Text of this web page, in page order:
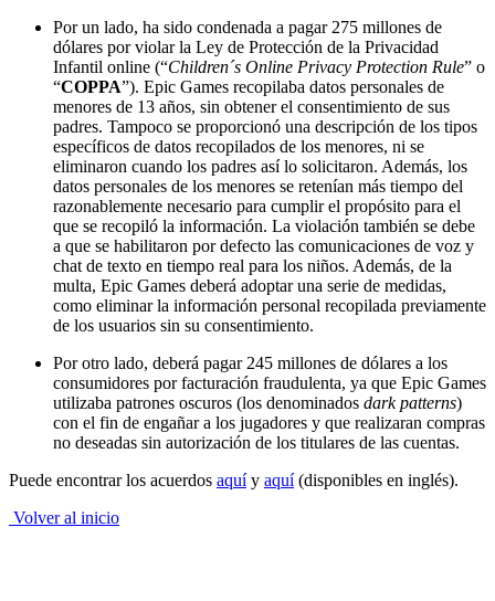
Por un lado, ha sido condenada a pagar 275 millones de
dólares por violar la Ley de Protección de la Privacidad
Infantil online (“Children´s Online Privacy Protection Rule” o
“COPPA”). Epic Games recopilaba datos personales de
menores de 13 años, sin obtener el consentimiento de sus
padres. Tampoco se proporcionó una descripción de los tipos
específicos de datos recopilados de los menores, ni se
eliminaron cuando los padres así lo solicitaron. Además, los
datos personales de los menores se retenían más tiempo del
razonablemente necesario para cumplir el propósito para el
que se recopiló la información. La violación también se debe
a que se habilitaron por defecto las comunicaciones de voz y
chat de texto en tiempo real para los niños. Además, de la
multa, Epic Games deberá adoptar una serie de medidas,
como eliminar la información personal recopilada previamente
de los usuarios sin su consentimiento.
Por otro lado, deberá pagar 245 millones de dólares a los
consumidores por facturación fraudulenta, ya que Epic Games
utilizaba patrones oscuros (los denominados dark patterns)
con el fin de engañar a los jugadores y que realizaran compras
no deseadas sin autorización de los titulares de las cuentas.
Puede encontrar los acuerdos aquíy aquí(disponibles en inglés).
Volver al inicio